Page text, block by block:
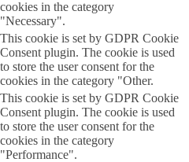
cookies in the category
"Necessary".
This cookie is set by GDPR Cookie
Consent plugin. The cookie is used
to store the user consent for the
cookies in the category "Other.
This cookie is set by GDPR Cookie
Consent plugin. The cookie is used
to store the user consent for the
cookies in the category
"Performance".